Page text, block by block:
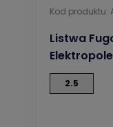
Kod produktu:
Listwa
2.5